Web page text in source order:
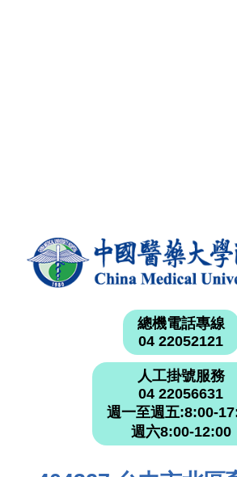
總機電話專線
04 22052121
人工掛號服務
04 22056631
週一至週五:8:00-
週六8:00-12:00